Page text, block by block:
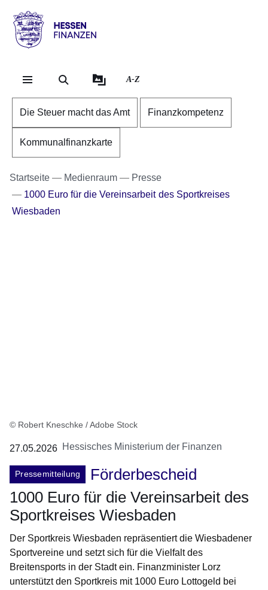
Hessen
Finanzen
A-Z
Die Steuer macht das Amt Finanzkompetenz
Kommunalfinanzkarte
Startseite Medienraum
Presse
1000 Euro für die Vereinsarbeit des Sportkreises
Wiesbaden
© Robert Kneschke / Adobe Stock
27.05.2026 Hessisches Ministerium der Finanzen
Pressemitteilung
Förderbescheid
1000 Euro für die Vereinsarbeit des
Sportkreises Wiesbaden
Der Sportkreis Wiesbaden repräsentiert die Wiesbadener
Sportvereine und setzt sich für die Vielfalt des
Breitensports in der Stadt ein. Finanzminister Lorz
unterstützt den Sportkreis mit 1000 Euro Lottogeld bei